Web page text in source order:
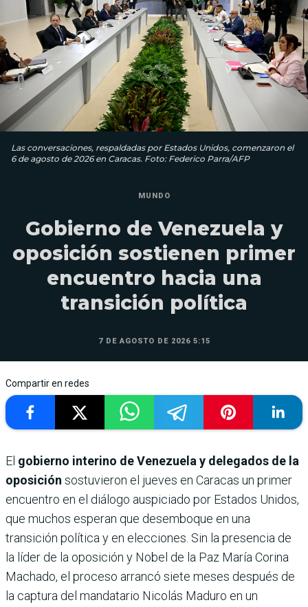
Las conversaciones, respaldadas por Estados Unidos, comenzaron el
6 de agosto de 2026 en Caracas. Foto: Federico Parra/AFP
MUNDO
Gobierno de Venezuela y
oposición sostienen primer
encuentro hacia una
transición política
7 DE AGOSTO DE 2026 5:15
Compartir en redes
El gobierno interino de Venezuela y delegados de la
oposición sostuvieron el jueves en Caracas un primer
encuentro en el diálogo auspiciado por Estados Unidos,
que muchos esperan que desemboque en una
transición política y en elecciones. Sin la presencia de
la líder de la oposición y Nobel de la Paz María Corina
Machado, el proceso arrancó siete meses después de
la captura del mandatario Nicolás Maduro en un